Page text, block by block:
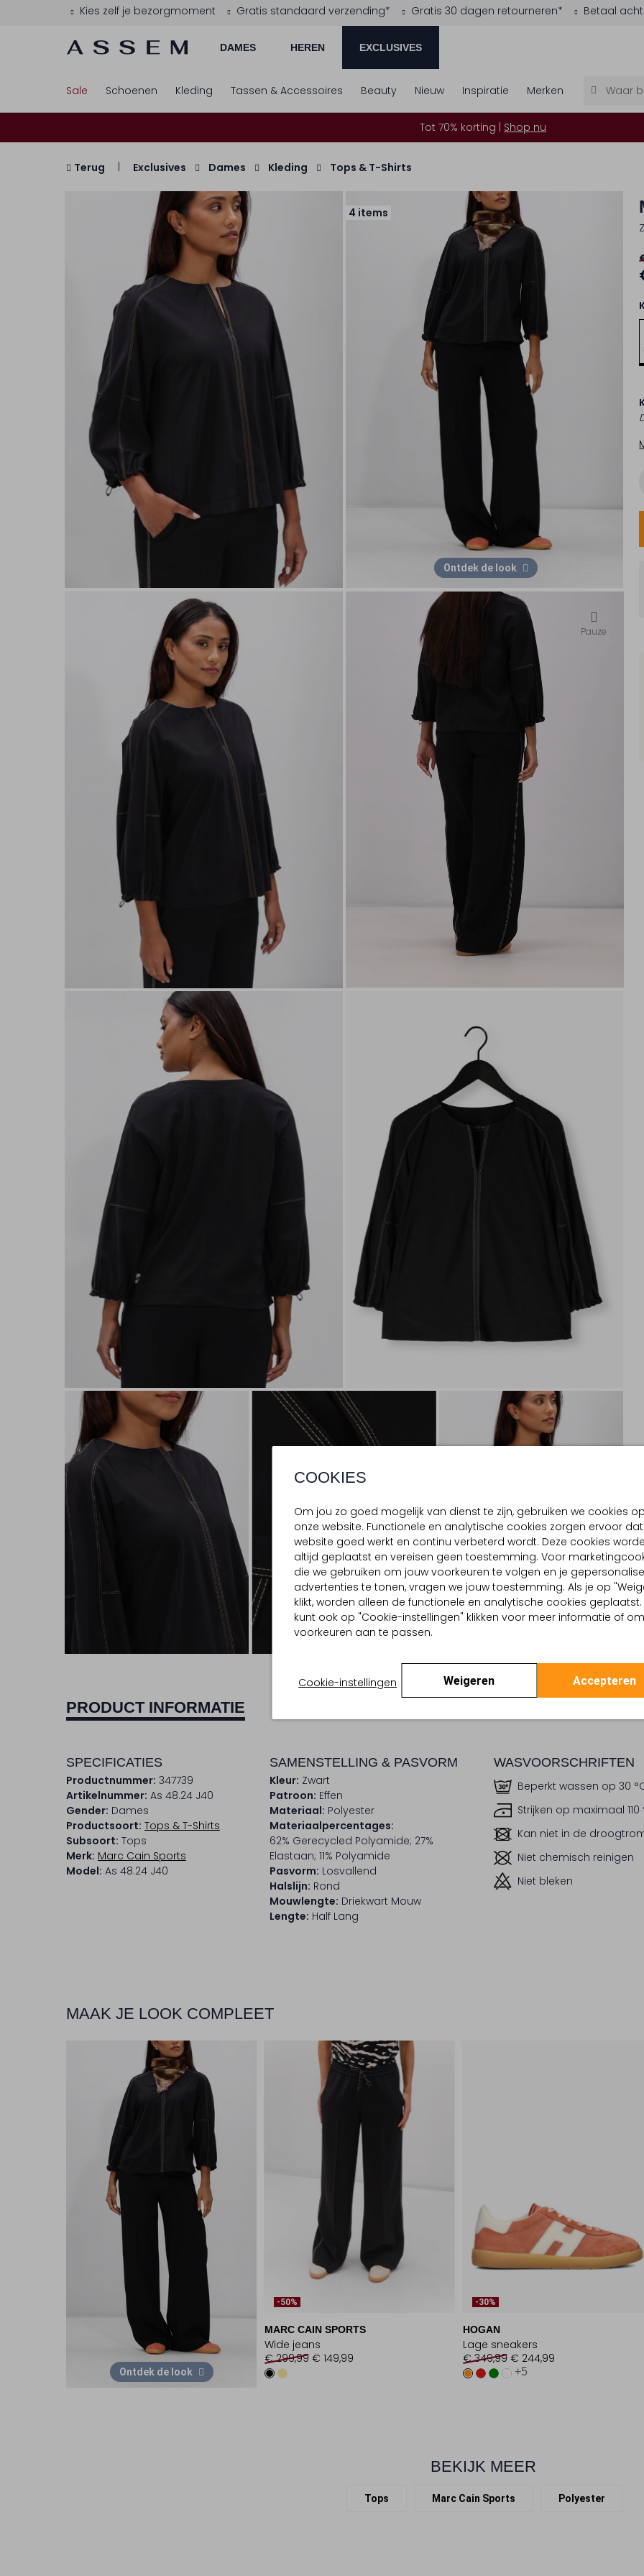
Kies zelf je bezorgmoment Gratis standaard verzending* Gratis 30 dagen retourneren* Betaal
DAMES HEREN EXCLUSIVES
COOKIES
Om jou zo goed mogelijk van dienst te zijn, gebruiken we cookies op
onze website. Functionele en analytische cookies zorgen ervoor
website goed werkt en continu verbeterd wordt. Deze cookies
altijd geplaatst en vereisen geen toestemming. Voor
die we gebruiken om jouw voorkeuren te volgen en je
advertenties te tonen, vragen we jouw toestemming. Als je op
klikt, worden alleen de functionele en analytische cookies geplaatst.
kunt ook op "Cookie-instellingen" klikken voor meer informatie of
voorkeuren aan te passen.
Cookie-instellingen Weigeren Accepteren
Sale Schoenen Kleding Tassen & Accessoires Beauty Nieuw Inspiratie Merken
Tot 70% korting | Shop nu
Terug Exclusives Dames Kleding Tops & T-Shirts
4 items
Ontdek de look
Pauze
PRODUCT INFORMATIE
SPECIFICATIES
Productnummer: 347739
Artikelnummer: As 48.24 J40
Gender: Dames
Productsoort: Tops & T-Shirts
Subsoort: Tops
Merk: Marc Cain Sports
Model: As 48.24 J40
SAMENSTELLING & PASVORM
Kleur: Zwart
Patroon: Effen
Materiaal: Polyester
Materiaalpercentages:
62% Gerecycled Polyamide; 27%
Elastaan; 11% Polyamide
Pasvorm: Losvallend
Halslijn: Rond
Mouwlengte: Driekwart Mouw
Lengte: Half Lang
WASVOORSCHRIFTEN
Beperkt wassen op 30
Strijken op maximaal 110
Kan niet in de
Niet chemisch reinigen
Niet bleken
MAAK JE LOOK COMPLEET
Ontdek de look
-50%
MARC CAIN SPORTS
Wide jeans
€ 299,99 € 149,99
-30%
HOGAN
Lage sneakers
€ 349,99 € 244,99
+5
BEKIJK MEER
Tops Marc Cain Sports Polyester